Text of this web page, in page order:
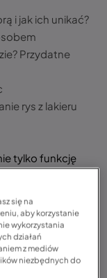
i jak ich unikać?
Przydatne
rys z lakieru
tylko funkcję
zabrudzenia.
rdzą oraz
by lakier
pojawią się na
się na
aby korzystanie
wykorzystania
działań
z mediów
niezbędnych do